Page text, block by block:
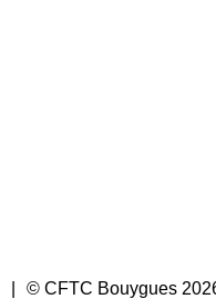
© CFTC Bouygues